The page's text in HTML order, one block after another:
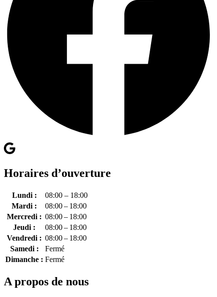
Horaires d’ouverture
Lundi :
08:00 – 18:00
Mardi :
08:00 – 18:00
Mercredi : 08:00 – 18:00
Jeudi :
08:00 – 18:00
Vendredi : 08:00 – 18:00
Samedi :
Fermé
Dimanche : Fermé
A propos de nous